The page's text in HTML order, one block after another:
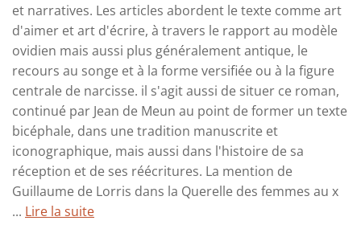
et narratives. Les articles abordent le texte comme art
d'aimer et art d'écrire, à travers le rapport au modèle
ovidien mais aussi plus généralement antique, le
recours au songe et à la forme versifiée ou à la figure
centrale de narcisse. il s'agit aussi de situer ce roman,
continué par Jean de Meun au point de former un texte
bicéphale, dans une tradition manuscrite et
iconographique, mais aussi dans l'histoire de sa
réception et de ses réécritures. La mention de
Guillaume de Lorris dans la Querelle des femmes au x
... Lire la suite